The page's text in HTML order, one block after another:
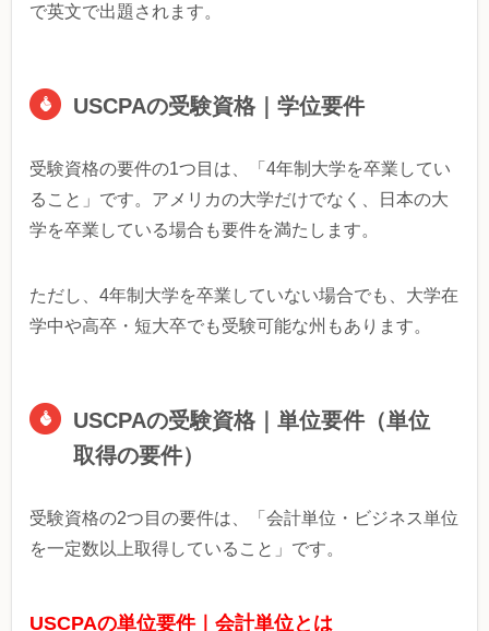
で英文で出題されます。
USCPAの受験資格｜学位要件
受験資格の要件の1つ目は、「4年制大学を卒業してい
ること」です。アメリカの大学だけでなく、日本の大
学を卒業している場合も要件を満たします。
ただし、4年制大学を卒業していない場合でも、大学在
学中や高卒・短大卒でも受験可能な州もあります。
USCPAの受験資格｜単位要件（単位
取得の要件）
受験資格の2つ目の要件は、「会計単位・ビジネス単位
を一定数以上取得していること」です。
USCPAの単位要件｜会計単位とは